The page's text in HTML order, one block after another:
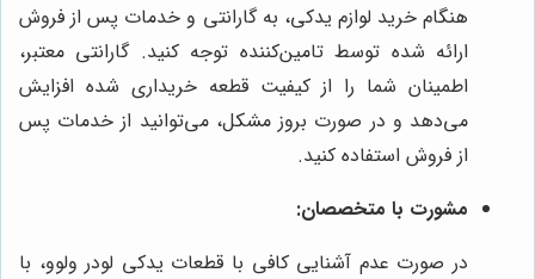
هنگام خرید لوازم یدکی، به گارانتی و خدمات پس از فروش
ارائه شده توسط تامین‌کننده توجه کنید. گارانتی معتبر،
اطمینان شما را از کیفیت قطعه خریداری شده افزایش
می‌دهد و در صورت بروز مشکل، می‌توانید از خدمات پس
از فروش استفاده کنید.
مشورت با متخصصان:
در صورت عدم آشنایی کافی با قطعات یدکی لودر ولوو، با